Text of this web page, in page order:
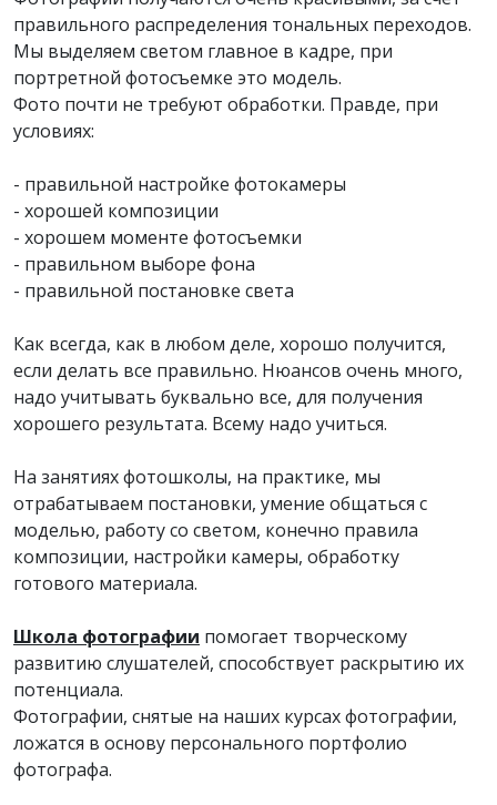
правильного распределения тональных переходов.
Мы выделяем светом главное в кадре, при
портретной фотосъемке это модель.
Фото почти не требуют обработки. Правде, при
условиях:
- правильной настройке фотокамеры
- хорошей композиции
- хорошем моменте фотосъемки
- правильном выборе фона
- правильной постановке света
Как всегда, как в любом деле, хорошо получится,
если делать все правильно. Нюансов очень много,
надо учитывать буквально все, для получения
хорошего результата. Всему надо учиться.
На занятиях фотошколы, на практике, мы
отрабатываем постановки, умение общаться с
моделью, работу со светом, конечно правила
композиции, настройки камеры, обработку
готового материала.
Школа фотографии помогает творческому
развитию слушателей, способствует раскрытию их
потенциала.
Фотографии, снятые на наших курсах фотографии,
ложатся в основу персонального портфолио
фотографа.